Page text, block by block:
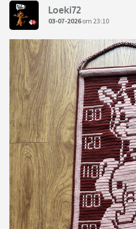
Loeki72
03-07-2026om 23:10